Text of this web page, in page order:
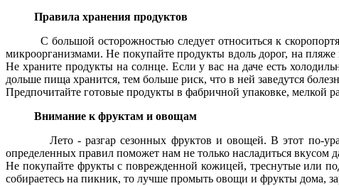
Правила хранения продуктов
С большой осторожностью следует относиться к
микроорганизмами. Не покупайте продукты вдоль дорог, на
Не храните продукты на солнце. Если у вас на даче есть
дольше пища хранится, тем больше риск, что в ней заведутся
Предпочитайте готовые продукты в фабричной упаковке, мелкой
Внимание к фруктам и овощам
Лето - разгар сезонных фруктов и овощей. В этот по-
определенных правил поможет нам не только насладиться
Не покупайте фрукты с поврежденной кожицей, треснутые или
собираетесь на пикник, то лучше промыть овощи и фрукты дома,